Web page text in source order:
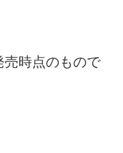
時点のもので